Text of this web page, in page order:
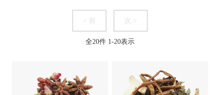
< 前 次 >
全20件 1-20表示